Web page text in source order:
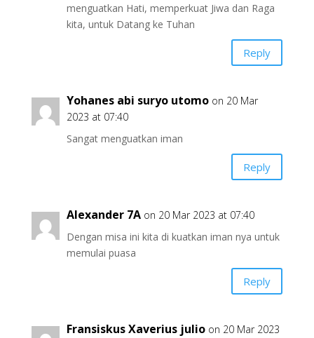
menguatkan Hati, memperkuat Jiwa dan Raga
kita, untuk Datang ke Tuhan
Reply
Yohanes abi suryo utomo on 20 Mar
2023 at 07:40
Sangat menguatkan iman
Reply
Alexander 7A on 20 Mar 2023 at 07:40
Dengan misa ini kita di kuatkan iman nya untuk
memulai puasa
Reply
Fransiskus Xaverius julio on 20 Mar 2023